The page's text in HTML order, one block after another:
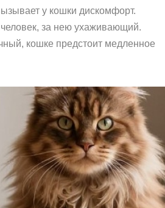
у кошки дискомфорт.
за нею ухаживающий.
кошке предстоит медленное